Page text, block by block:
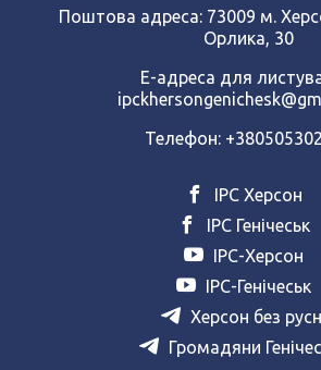
Поштова адреса: 73009 м.
Орлика, 30
Е-адреса для
Телефон:
ІРС Херсон
ІРС Генічеськ
ІРС-Херсон
ІРС-Генічеськ
Херсон без
Громадяни